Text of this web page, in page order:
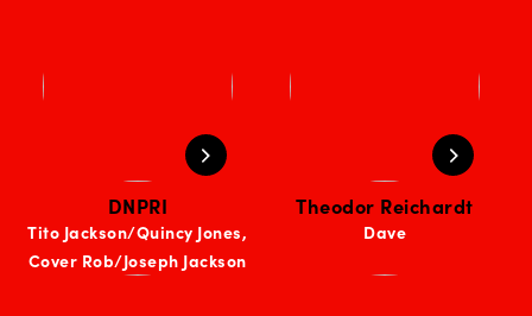
DNPRI
Tito Jackson/Quincy Jones,
Cover Rob/Joseph Jackson
Theodor Reichardt
Dave